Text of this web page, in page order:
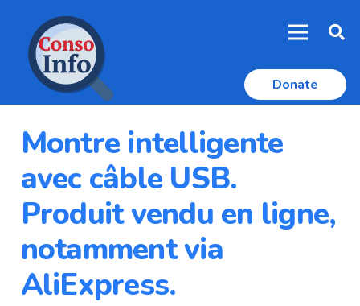
Donate
Montre intelligente
avec câble USB.
Produit vendu en ligne,
notamment via
AliExpress.